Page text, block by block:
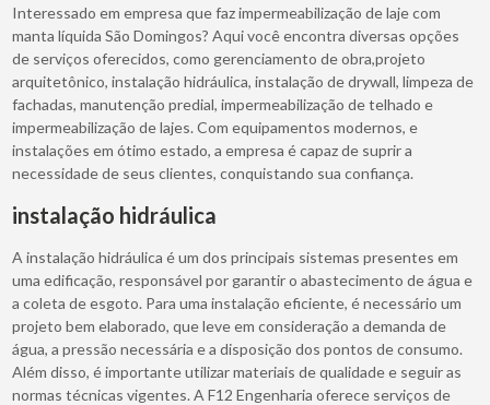
Interessado em empresa que faz impermeabilização de laje com
manta líquida São Domingos? Aqui você encontra diversas opções
de serviços oferecidos, como gerenciamento de obra,projeto
arquitetônico, instalação hidráulica, instalação de drywall, limpeza de
fachadas, manutenção predial, impermeabilização de telhado e
impermeabilização de lajes. Com equipamentos modernos, e
instalações em ótimo estado, a empresa é capaz de suprir a
necessidade de seus clientes, conquistando sua confiança.
instalação hidráulica
A instalação hidráulica é um dos principais sistemas presentes em
uma edificação, responsável por garantir o abastecimento de água e
a coleta de esgoto. Para uma instalação eficiente, é necessário um
projeto bem elaborado, que leve em consideração a demanda de
água, a pressão necessária e a disposição dos pontos de consumo.
Além disso, é importante utilizar materiais de qualidade e seguir as
normas técnicas vigentes. A F12 Engenharia oferece serviços de